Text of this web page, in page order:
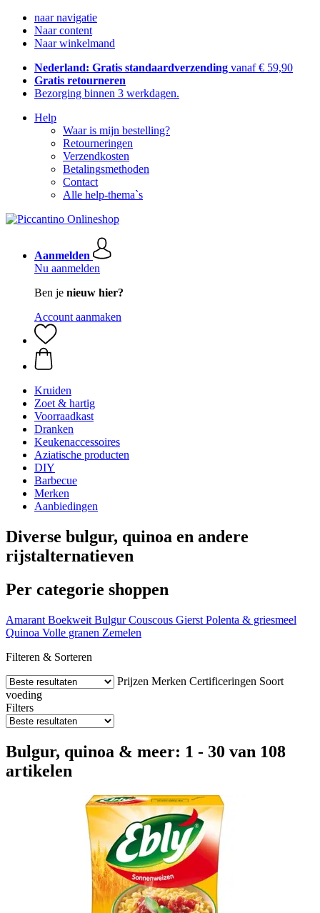
naar navigatie
Naar content
Naar winkelmand
Nederland: Gratis standaardverzending vanaf € 59,90
Gratis retourneren
Bezorging binnen 3 werkdagen.
Help
Waar is mijn bestelling?
Retourneringen
Verzendkosten
Betalingsmethoden
Contact
Alle help-thema`s
Aanmelden
Nu aanmelden
Ben je nieuw hier?
Account aanmaken
Kruiden
Zoet & hartig
Voorraadkast
Dranken
Keukenaccessoires
Aziatische producten
DIY
Barbecue
Merken
Aanbiedingen
Diverse bulgur, quinoa en andere
rijstalternatieven
Per categorie shoppen
Amarant Boekweit Bulgur Couscous Gierst Polenta & griesmeel
Quinoa Volle granen Zemelen
Filteren & Sorteren
Prijzen Merken Certificeringen Soort
voeding
Filters
Bulgur, quinoa & meer: 1 - 30 van 108
artikelen